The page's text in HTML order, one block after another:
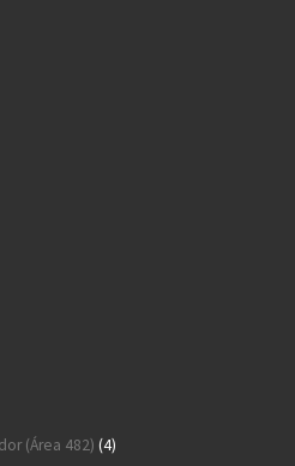
(Área 482) 44 produtos